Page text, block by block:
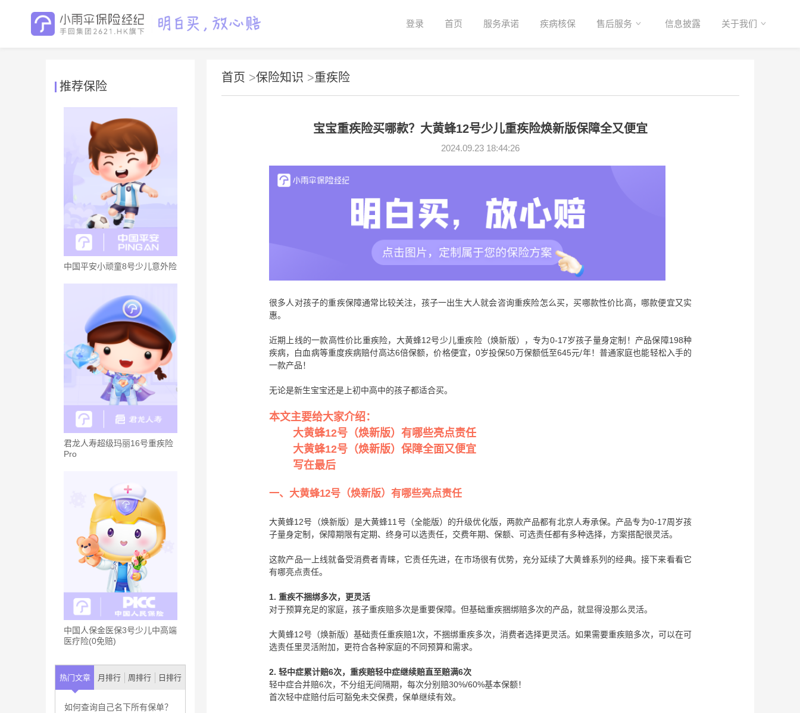
登录 首页 服务承诺 疾病核保 售后服务 信息披露 关于我们
推荐保险
中国平安小顽童8号少儿意外险
君龙人寿超级玛丽16号重疾险
Pro
中国人保金医保3号少儿中高端
医疗险(0免赔)
热门文章 月排行 周排行 日排行
如何查询自己名下所有保单？
首页 >保险知识 >重疾险
宝宝重疾险买哪款？大黄蜂12号少儿重疾险焕新版保障全又便宜
2024.09.23 18:44:26
很多人对孩子的重疾保障通常比较关注，孩子一出生大人就会咨询重疾险怎么买，买哪款性价比高，哪款便宜又实
惠。
近期上线的一款高性价比重疾险，大黄蜂12号少儿重疾险（焕新版），专为0-17岁孩子量身定制！产品保障198种
疾病，白血病等重度疾病赔付高达6倍保额，价格便宜，0岁投保50万保额低至645元/年！普通家庭也能轻松入手的
一款产品！
无论是新生宝宝还是上初中高中的孩子都适合买。
本文主要给大家介绍：
大黄蜂12号（焕新版）有哪些亮点责任
大黄蜂12号（焕新版）保障全面又便宜
写在最后
一、大黄蜂12号（焕新版）有哪些亮点责任
大黄蜂12号（焕新版）是大黄蜂11号（全能版）的升级优化版，两款产品都有北京人寿承保。产品专为0-17周岁孩
子量身定制，保障期限有定期、终身可以选责任，交费年期、保额、可选责任都有多种选择，方案搭配很灵活。
这款产品一上线就备受消费者青睐，它责任先进，在市场很有优势，充分延续了大黄蜂系列的经典。接下来看看它
有哪亮点责任。
1. 重疾不捆绑多次，更灵活
对于预算充足的家庭，孩子重疾赔多次是重要保障。但基础重疾捆绑赔多次的产品，就显得没那么灵活。
大黄蜂12号（焕新版）基础责任重疾赔1次，不捆绑重疾多次，消费者选择更灵活。如果需要重疾赔多次，可以在可
选责任里灵活附加，更符合各种家庭的不同预算和需求。
2. 轻中症累计赔6次，重疾赔轻中症继续赔直至赔满6次
轻中症合并赔6次，不分组无间隔期，每次分别赔30%/60%基本保额！
首次轻中症赔付后可豁免未交保费，保单继续有效。